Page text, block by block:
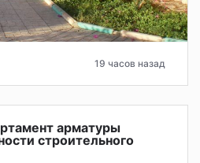
19 часов назад
арматуры
строительного